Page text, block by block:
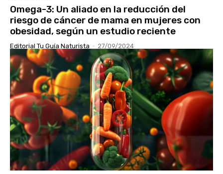
Omega-3: Un aliado en la reducción del
riesgo de cáncer de mama en mujeres con
obesidad, según un estudio reciente
Editorial Tu Guía Naturista - 27/09/2024